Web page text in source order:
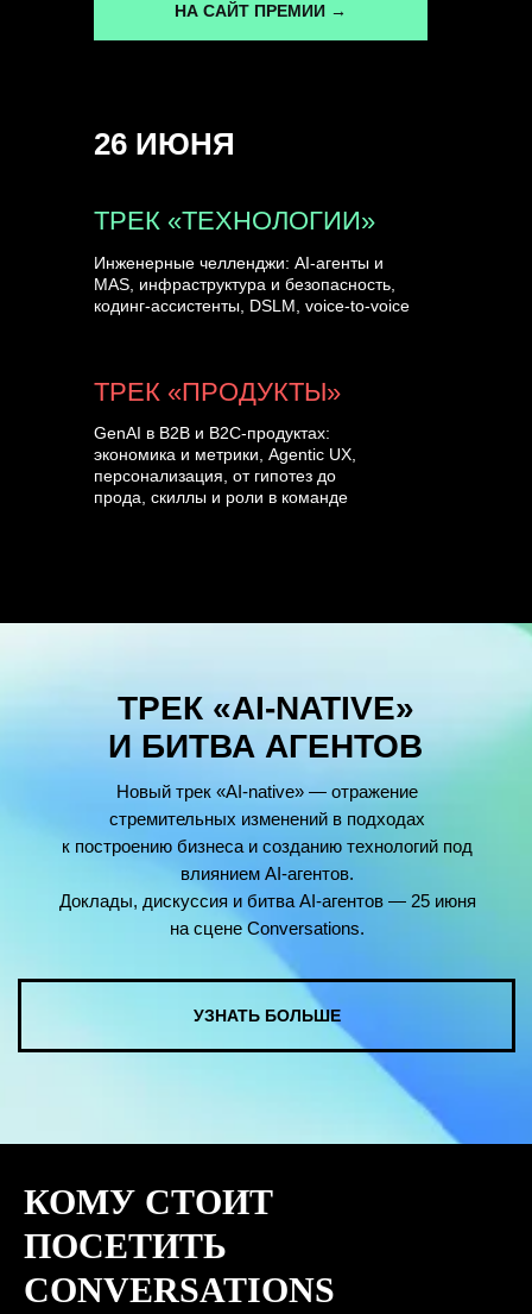
26 ИЮНЯ
ТРЕК «ПРОДУКТЫ»
GenAI в B2B и B2C-продуктах:
экономика и метрики, Agentic UX,
персонализация, от гипотез до
прода, скиллы и роли в команде
Инженерные челленджи: AI-агенты и
MAS, инфраструктура и безопасность,
кодинг-ассистенты, DSLM, voice-to-voice
ТРЕК «ТЕХНОЛОГИИ»
НА САЙТ ПРЕМИИ →
КОМУ СТОИТ
ПОСЕТИТЬ
CONVERSATIONS